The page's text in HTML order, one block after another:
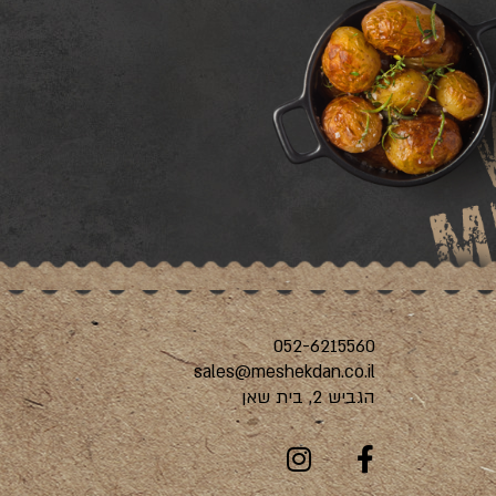
052-6215560
sales@meshekdan.co.il
הגביש 2, בית שאן